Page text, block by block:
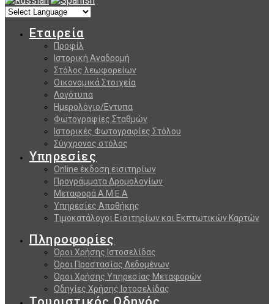
Εταιρεία
Προφίλ
Ιστορική Αναδρομή
Στόλος λεωφορείων
Οικονομικά Στοιχεία
Λογότυπα
Ημερολόγιο/Εντυπα
Φωτογραφίες Σταθμών
Ιστορικές Φωτογραφίες Στόλου
Σύγχρονος στόλος
Υπηρεσίες
Online έκδοση εισιτηρίων
Προγράμματα Δρομολογίων
Μεταφορά Α.Μ.Ε.Α
Υπηρεσίες Αποθήκης
Τιμοκατάλογοι Εισιτηρίων και Εκπτωτικών Καρτών
Πληροφορίες
Όροι Χρήσης Ιστοσελίδας
Όροι Προστασίας Δεδομένων
Όροι Χρήσης Υπηρεσίας Μεταφορών
Οδηγίες Χρήσης Ιστοσελίδας